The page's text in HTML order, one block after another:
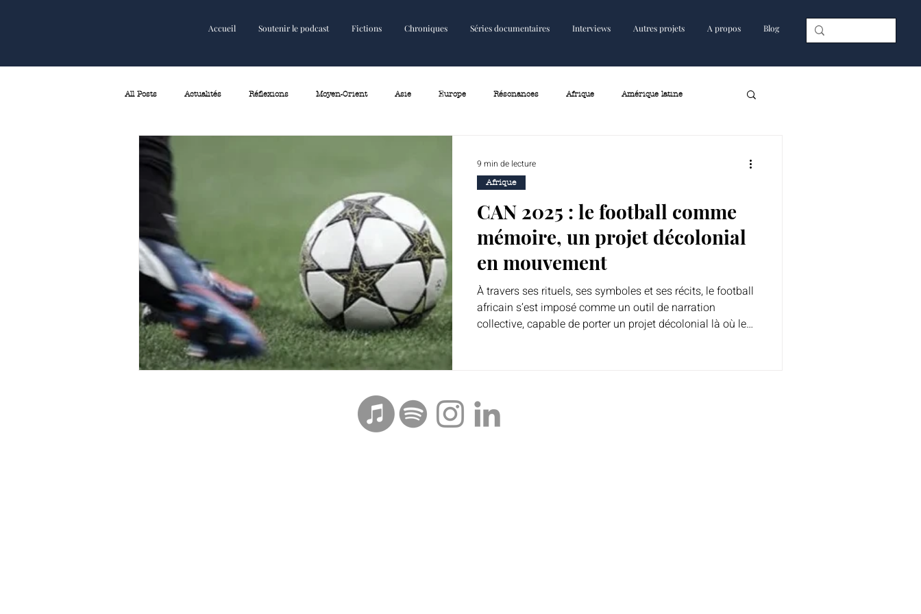
Accueil Soutenir le podcast Fictions Chroniques Séries documentaires Interviews Autres projets A propos Blog
All Posts Actualités Réflexions Moyen-Orient Asie Europe Résonances Afrique Amérique latine
CAN 2025 : le football comme
mémoire, un projet décolonial
en mouvement
À travers ses rituels, ses symboles et ses récits, le football
africain s’est imposé comme un outil de narration
collective, capable de porter un projet décolonial là où les
Afrique
9 min de lecture
Soutenir le podcast Fictions Chroniques Plus